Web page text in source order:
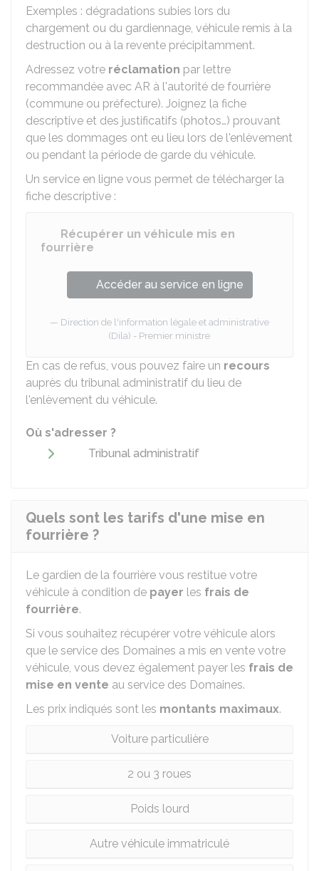
Exemples : dégradations subies lors du
chargement ou du gardiennage, véhicule remis à la
destruction ou à la revente précipitamment.
Adressez votre réclamation par lettre
recommandée avec AR à l'autorité de fourrière
(commune ou préfecture). Joignez la fiche
descriptive et des justificatifs (photos…) prouvant
que les dommages ont eu lieu lors de l'enlèvement
ou pendant la période de garde du véhicule.
Un service en ligne vous permet de télécharger la
fiche descriptive :
Récupérer un véhicule mis en
fourrière
Accéder au service en ligne
Direction de l'information légale et administrative
(Dila) - Premier ministre
En cas de refus, vous pouvez faire un recours
auprès du tribunal administratif du lieu de
l'enlèvement du véhicule.
Où s'adresser ?
Tribunal administratif
Quels sont les tarifs d'une mise en
fourrière ?
Le gardien de la fourrière vous restitue votre
véhicule à condition de payer les frais de
fourrière.
Si vous souhaitez récupérer votre véhicule alors
que le service des Domaines a mis en vente votre
véhicule, vous devez également payer les frais de
mise en vente au service des Domaines.
Les prix indiqués sont les montants maximaux.
Voiture particulière
2 ou 3 roues
Poids lourd
Autre véhicule immatriculé